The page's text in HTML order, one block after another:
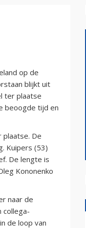
op de
blijkt uit
ter plaatse
beoogde tijd en
plaatse. De
Kuipers (53)
De lengte is
Kononenko
naar de
collega-
de loop van